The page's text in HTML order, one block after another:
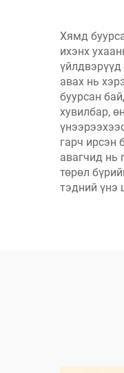
Хямд
ихэнх
авах нь
буурсан
хувилбар,
гарч ирсэн
авагчид нь
төрөл
тэдний үнэ